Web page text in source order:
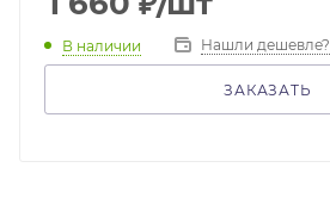
В наличии Нашли дешевле?
ЗАКАЗАТЬ